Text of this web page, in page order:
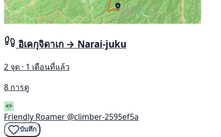
อิเคกุจิดาเก → Narai-juku
2 จุด · 1 เดือนที่แล้ว
8 การดู
Friendly Roamer @climber-2595ef5a
บันทึก